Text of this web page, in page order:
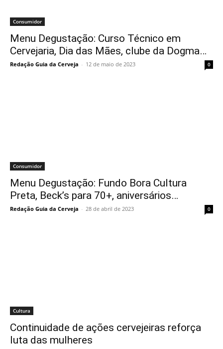
Consumidor
Menu Degustação: Curso Técnico em
Cervejaria, Dia das Mães, clube da Dogma…
Redação Guia da Cerveja - 12 de maio de 2023 0
Consumidor
Menu Degustação: Fundo Bora Cultura
Preta, Beck’s para 70+, aniversários…
Redação Guia da Cerveja - 28 de abril de 2023 0
Cultura
Continuidade de ações cervejeiras reforça
luta das mulheres